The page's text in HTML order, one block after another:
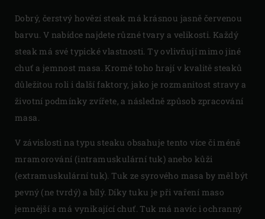
Dobrý, čerstvý hovězí steak má krásnou jasně červenou
barvu. V nabídce najdete různé tvary a velikosti. Každý
steak má své typické vlastnosti. Ty ovlivňují mimo jiné
chuť a jemnost masa. Kromě toho hrají v kvalitě steaků
důležitou roli i další faktory, jako je rozmanitost stravy a
životní podmínky zvířete, a následně způsob zpracování
masa.
V závislosti na typu steaku obsahuje tento více či méně
mramorování (intramuskulární tuk) anebo kůži
(extramuskulární tuk). Tuk ze syrového masa by měl být
pevný (ne tvrdý) a bílý. Díky tuku je při vaření maso
jemnější a má vynikající chuť. Tuk má navíc i ochranný